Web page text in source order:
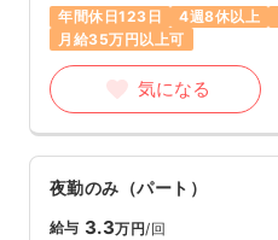
年間休日123日 4週8休以上
月給35万円以上可
気になる
夜勤のみ（パート）
給与 3.3万円/回